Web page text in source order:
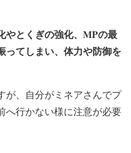
やとくぎの強化、MPの最
ってしまい、体力や防御を
が、自分がミネアさんでプ
へ行かない様に注意が必要